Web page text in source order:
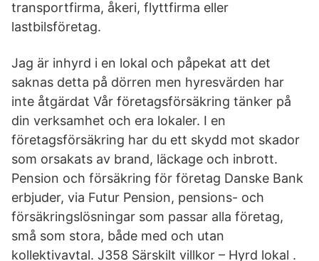
transportfirma, åkeri, flyttfirma eller
lastbilsföretag.
Jag är inhyrd i en lokal och påpekat att det
saknas detta på dörren men hyresvärden har
inte åtgärdat Vår företagsförsäkring tänker på
din verksamhet och era lokaler. I en
företagsförsäkring har du ett skydd mot skador
som orsakats av brand, läckage och inbrott.
Pension och försäkring för företag Danske Bank
erbjuder, via Futur Pension, pensions- och
försäkringslösningar som passar alla företag,
små som stora, både med och utan
kollektivavtal. J358 Särskilt villkor – Hyrd lokal .